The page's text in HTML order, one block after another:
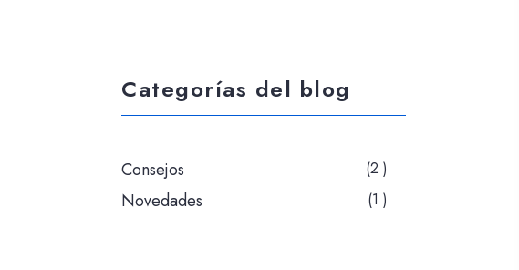
Categorías del blog
Consejos (2 )
Novedades (1 )